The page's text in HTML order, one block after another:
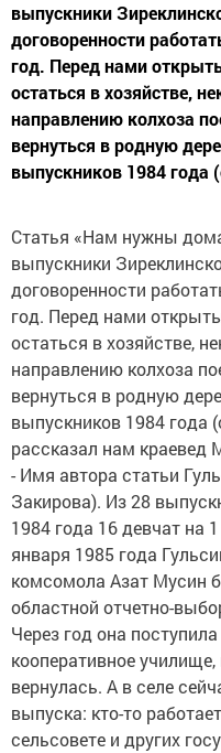
выпускники
договоренности
год. Перед нами
остаться в хозяйстве,
направлению колхоза
вернуться в родную
выпускников 1984 года
Статья «Нам нужны
выпускники
договоренности
год. Перед нами
остаться в хозяйстве,
направлению колхоза
вернуться в родную
выпускников 1984 года
рассказал нам краевед
- Имя автора статьи
Закирова). Из 28
1984 года 16 девчат на
января 1985 года
комсомола Азат Мусин
областной отчетно-
Через год она
кооперативное
вернулась. А в селе
выпуска: кто-то
сельсовете и других